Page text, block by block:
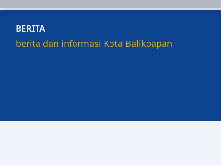
BERITA
berita dan informasi Kota Balikpapan